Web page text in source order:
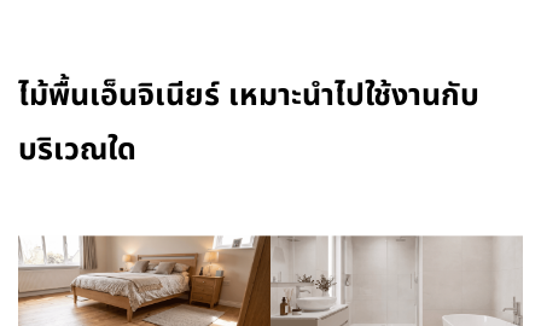
ไม้พื้นเอ็นจิเนียร์ เหมาะนำไปใช้งานกับ
บริเวณใด